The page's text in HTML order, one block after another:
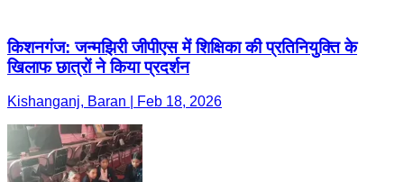
किशनगंज: जन्मझिरी जीपीएस में शिक्षिका की प्रतिनियुक्ति के
खिलाफ छात्रों ने किया प्रदर्शन
Kishanganj, Baran | Feb 18, 2026